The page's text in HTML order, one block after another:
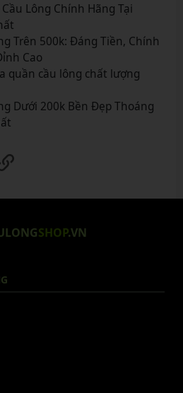
Lông Chính Hãng Tại
Trên 500k: Đáng Tiền, Chính
Cao
quần cầu lông chất lượng
Dưới 200k Bền Đẹp Thoáng
SHOP.VN